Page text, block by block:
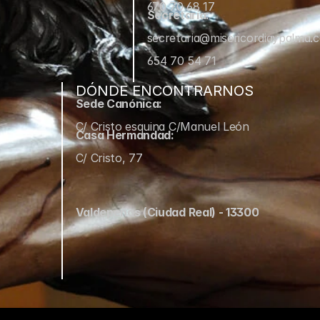
670 70 68 17
Secretaría:
654 70 54 71
DÓNDE ENCONTRARNOS
Sede Canónica:
C/ Cristo esquina C/Manuel León
Casa Hermandad:
C/ Cristo, 77
Valdepeñas (Ciudad Real) - 13300